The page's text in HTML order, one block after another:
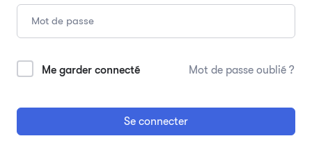
Me garder connecté Mot de passe oublié ?
Se connecter